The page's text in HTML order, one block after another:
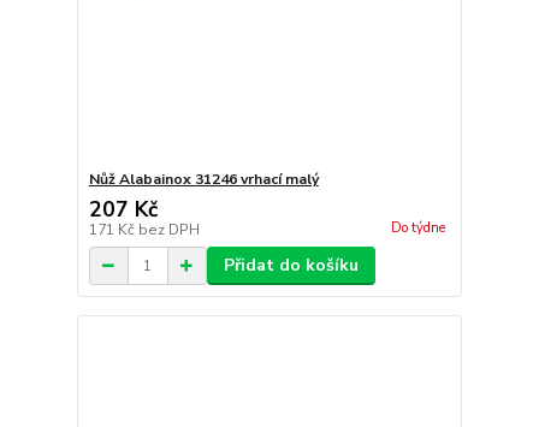
Nůž Alabainox 31246 vrhací malý
207 Kč
171 Kč bez DPH Do týdne
Přidat do košíku